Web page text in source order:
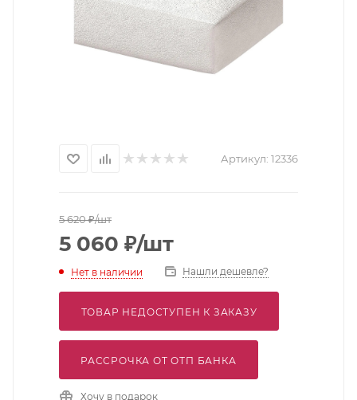
Артикул: 12336
5 620₽/шт
5 060 ₽/шт
Нет в наличии Нашли дешевле?
ТОВАР НЕДОСТУПЕН К ЗАКАЗУ
РАССРОЧКА ОТ ОТП БАНКА
Хочу в подарок